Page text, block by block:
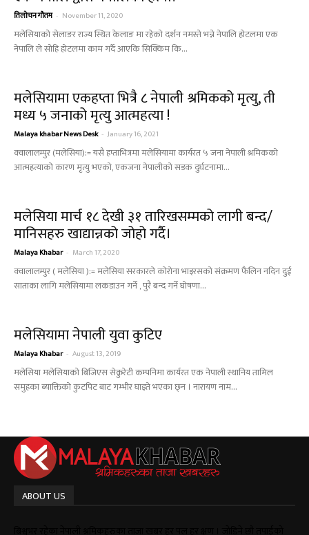
तिलोचन गौतम - November 11, 2020
मलेसियाको सेलाङर राज्य स्थित केलाङ मा रहेको दर्शन नमस्ते भन्ने नेपालि होटलमा एक
नेपालि ले सोहि होटलमा काम गर्दै आएकि सिक्किम कि...
मलेसियामा एकहप्ता भित्रै ८ नेपाली श्रमिकको मृत्यु, ती
मध्य ५ जनाको मृत्यु आत्महत्या !
Malaya khabar News Desk - January 16, 2021
क्वालालम्पुर (मलेसिया):= यसै हप्ताभित्रमा मलेसियामा कार्यरत ५ जना नेपाली श्रमिकको
आत्महत्याको कारण मृत्यु भएको, एकजना नेपालीको सडक दुर्घटनामा...
मलेसिया मार्च १८ देखी ३१ तारिखसम्मको लागी बन्द/
मानिसहरु खाद्यान्नको जोहो गर्दै।
Malaya Khabar - March 17, 2020
क्वालालम्पुर ( मलेसिया ):= मलेसिया सरकारले कोरोना भाइरसको संक्रमण फैलिन नदिन दुई
साताका लागि मलेसियामा लकडाउन गर्ने , पुरै बन्द गर्ने घोषणा...
मलेसियामा नेपाली युवा कुटिए
Malaya Khabar - August 13, 2019
मलेसिया मलेसियाको बिजिएस सेक्रुरेटी कम्पनिमा कार्यरत एक नेपाली स्थानिय तामिल
समुहका ब्याक्तिको कुटपिट बाट गम्भीर घाइते भएका छ्न । नारायण नाम...
ABOUT US